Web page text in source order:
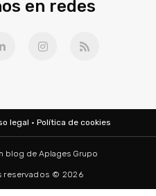
en redes
legal · Política de cookies
blog de Aplages Grupo
reservados © 2026